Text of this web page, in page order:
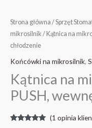
Strona główna /Sprzęt
mikrosilnik / Kątnica na
chłodzenie
Końcówki na mikrosilnik,
Kątnica na
PUSH,
(1 opinia